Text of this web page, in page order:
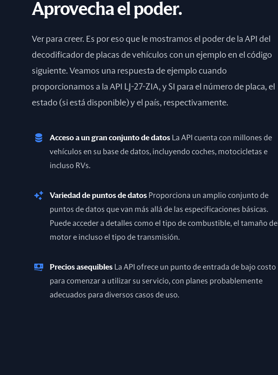
Aprovecha el poder.
Ver para creer. Es por eso que le mostramos el poder de la API del
decodificador de placas de vehículos con un ejemplo en el código
siguiente. Veamos una respuesta de ejemplo cuando
proporcionamos a la API LJ-27-ZIA, y SI para el número de placa, el
estado (si está disponible) y el país, respectivamente.
Acceso a un gran conjunto de datos
La API cuenta con millones de
vehículos en su base de datos, incluyendo coches, motocicletas e
incluso RVs.
Variedad de puntos de datos Proporciona un amplio conjunto de
puntos de datos que van más allá de las especificaciones básicas.
Puede acceder a detalles como el tipo de combustible, el tamaño del
motor e incluso el tipo de transmisión.
Precios asequibles
La API ofrece un punto de entrada de bajo costo
para comenzar a utilizar su servicio, con planes probablemente
adecuados para diversos casos de uso.